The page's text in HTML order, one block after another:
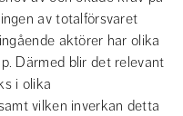
av totalförsvaret
aktörer har olika
Därmed blir det relevant
i olika
vilken inverkan detta